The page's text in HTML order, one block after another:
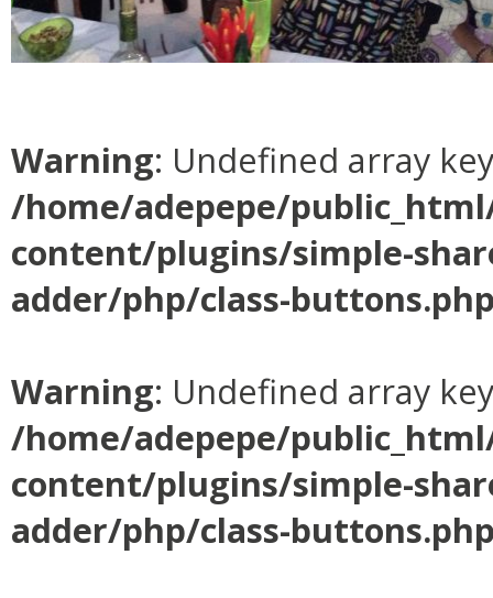
Warning: Undefined array
/home/adepepe/
content/plugins/simple-
adder/php/class-
Warning: Undefined array
/home/adepepe/
content/plugins/simple-
adder/php/class-